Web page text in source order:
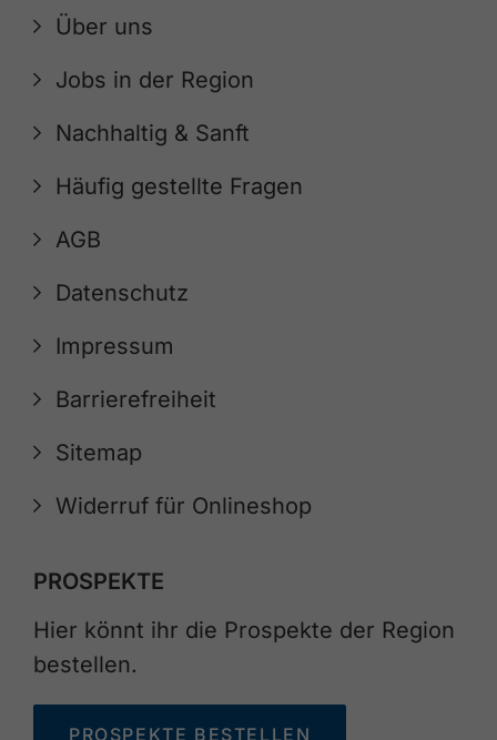
Über uns
Jobs in der Region
Nachhaltig & Sanft
Häufig gestellte Fragen
AGB
Datenschutz
Impressum
Barrierefreiheit
Sitemap
Widerruf für Onlineshop
PROSPEKTE
Hier könnt ihr die Prospekte der Region
bestellen.
PROSPEKTE BESTELLEN